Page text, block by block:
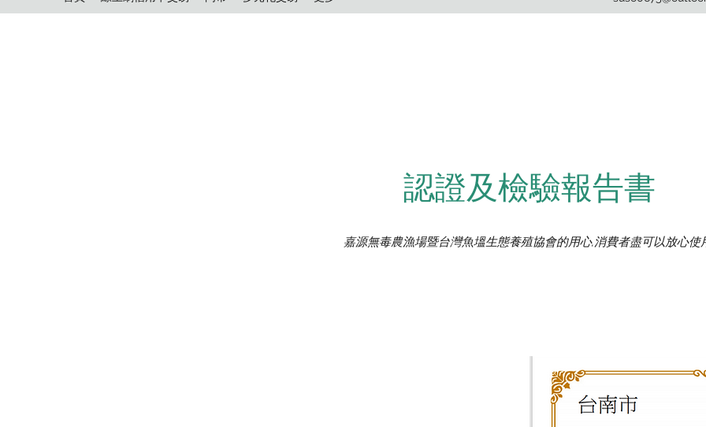
​​認證及檢驗報告書
​​嘉源無毒農漁場暨台灣魚塭生態養殖協會的用心,消費者盡可以放心使